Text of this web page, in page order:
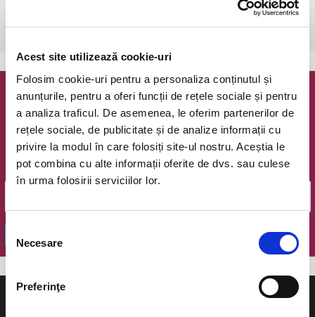
Acest site utilizează cookie-uri
Folosim cookie-uri pentru a personaliza conținutul și
anunțurile, pentru a oferi funcții de rețele sociale și pentru
a analiza traficul. De asemenea, le oferim partenerilor de
rețele sociale, de publicitate și de analize informații cu
privire la modul în care folosiți site-ul nostru. Aceștia le
pot combina cu alte informații oferite de dvs. sau culese
în urma folosirii serviciilor lor.
consimțământului
Necesare
Preferinţe
Bucuresti, Teatrul Coquettevezi pe harta
Newsletter @ Bilete.ro
Oferte exclusive si o editie saptamanala cu cele mai noi
evenimente.
Email